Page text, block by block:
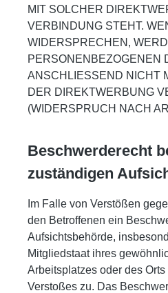
MIT SOLCHER
VERBINDUNG STEHT.
WIDERSPRECHEN,
PERSONENBEZOGENEN
ANSCHLIESSEND NICHT
DER DIREKTWERBUNG
(WIDERSPRUCH NACH
Beschwerde­recht
zuständigen
Im Falle von Verstößen
den Betroffenen ein
Aufsichtsbehörde,
Mitgliedstaat ihres
Arbeitsplatzes oder des
Verstoßes zu. Das